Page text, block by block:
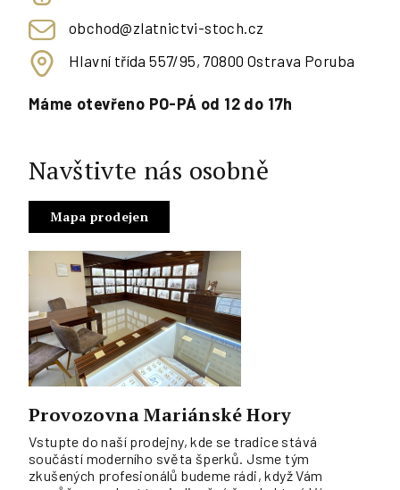
obchod@zlatnictvi-stoch.cz
Hlavní třída 557/95, 70800 Ostrava Poruba
Máme otevřeno PO-PÁ od 12 do 17h
Navštivte nás osobně
Mapa prodejen
Provozovna Mariánské Hory
Vstupte do naší prodejny, kde se tradice stává
součástí moderního světa šperků. Jsme tým
zkušených profesionálů budeme rádi, když Vám